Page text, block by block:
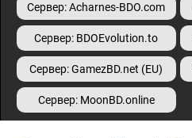
Сервер: Acharnes-BDO.com
Сервер: BDOEvolution.to
Сервер: GamezBD.net (EU)
Сервер: MoonBD.online